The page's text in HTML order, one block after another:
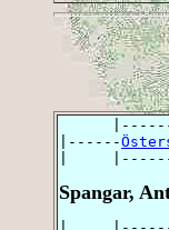
|------
|
Spangar,